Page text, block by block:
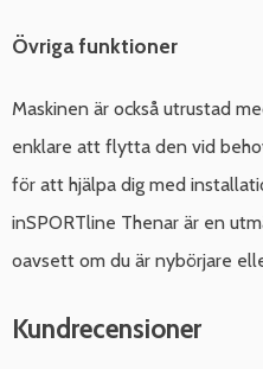
Övriga funktioner
Maskinen är också utrustad
enklare att flytta den vid
för att hjälpa dig med
inSPORTline Thenar är en
oavsett om du är nybörjare
Kundrecensioner